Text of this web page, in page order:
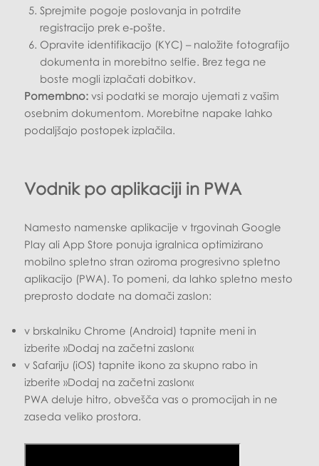
Sprejmite pogoje poslovanja in potrdite
registracijo prek e‑pošte.
Opravite identifikacijo (KYC) – naložite fotografijo
dokumenta in morebitno selfie. Brez tega ne
boste mogli izplačati dobitkov.
Pomembno: vsi podatki se morajo ujemati z vašim
osebnim dokumentom. Morebitne napake lahko
podaljšajo postopek izplačila.
Vodnik po aplikaciji in PWA
Namesto namenske aplikacije v trgovinah Google
Play ali App Store ponuja igralnica optimizirano
mobilno spletno stran oziroma progresivno spletno
aplikacijo (PWA). To pomeni, da lahko spletno mesto
preprosto dodate na domači zaslon:
v brskalniku Chrome (Android) tapnite meni in
izberite »Dodaj na začetni zaslon«
v Safariju (iOS) tapnite ikono za skupno rabo in
izberite »Dodaj na začetni zaslon«
PWA deluje hitro, obvešča vas o promocijah in ne
zaseda veliko prostora.